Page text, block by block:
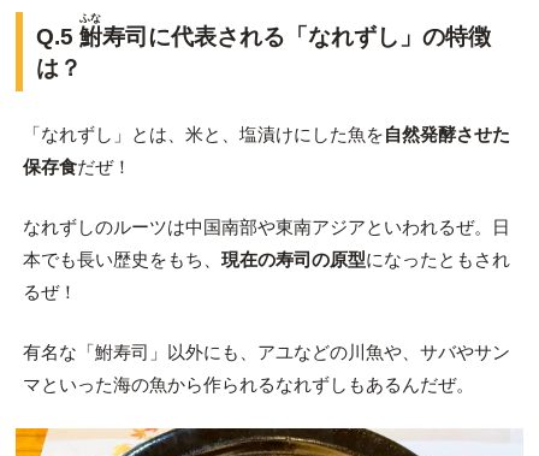
Q.5 鮒
ふな
寿司に代表される「なれずし」の特徴
は？
「なれずし」とは、米と、塩漬けにした魚を自然発酵させた
保存食だぜ！
なれずしのルーツは中国南部や東南アジアといわれるぜ。日
本でも長い歴史をもち、 現在の寿司の原型になったともされ
るぜ！
有名な「鮒寿司」以外にも、アユなどの川魚や、サバやサン
マといった海の魚から作られるなれずしもあるんだぜ。